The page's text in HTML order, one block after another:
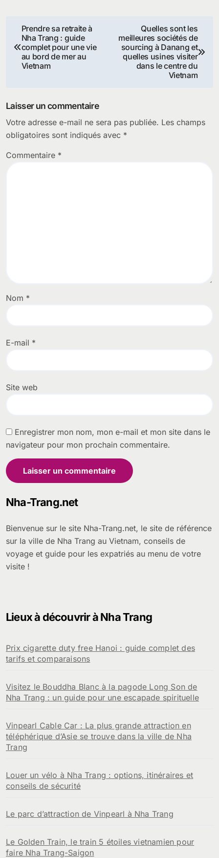
Navigation
de
l’article
Prendre sa retraite à
Nha Trang : guide
complet pour une vie
au bord de mer au
Vietnam
Quelles sont les
meilleures sociétés de
sourcing à Danang et
quelles usines visiter
dans le centre du
Vietnam
Laisser un commentaire
Votre adresse e-mail ne sera pas publiée. Les champs
obligatoires sont indiqués avec *
Commentaire *
Nom *
E-mail *
Site web
Enregistrer mon nom, mon e-mail et mon site dans le
navigateur pour mon prochain commentaire.
Nha-Trang.net
Bienvenue sur le site Nha-Trang.net, le site de référence
sur la ville de Nha Trang au Vietnam, conseils de
voyage et guide pour les expatriés au menu de votre
visite !
Lieux à découvrir à Nha Trang
Prix cigarette duty free Hanoi : guide complet des
tarifs et comparaisons
Visitez le Bouddha Blanc à la pagode Long Son de
Nha Trang : un guide pour une escapade spirituelle
Vinpearl Cable Car : La plus grande attraction en
téléphérique d’Asie se trouve dans la ville de Nha
Trang
Louer un vélo à Nha Trang : options, itinéraires et
conseils de sécurité
Le parc d’attraction de Vinpearl à Nha Trang
Le Golden Train, le train 5 étoiles vietnamien pour
faire Nha Trang-Saigon